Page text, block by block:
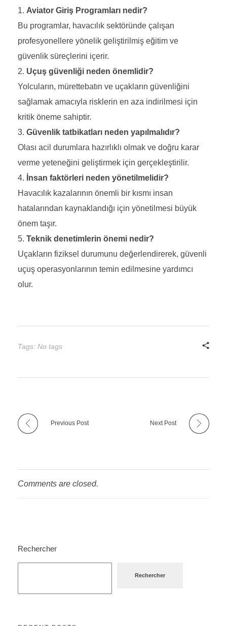
Aviator Giriş Programları nedir?
Bu programlar, havacılık sektöründe çalışan
profesyonellere yönelik geliştirilmiş eğitim ve
güvenlik süreçlerini içerir.
Uçuş güvenliği neden önemlidir?
Yolcuların, mürettebatın ve uçakların güvenliğini
sağlamak amacıyla risklerin en aza indirilmesi için
kritik öneme sahiptir.
Güvenlik tatbikatları neden yapılmalıdır?
Olası acil durumlara hazırlıklı olmak ve doğru karar
verme yeteneğini geliştirmek için gerçekleştirilir.
İnsan faktörleri neden yönetilmelidir?
Havacılık kazalarının önemli bir kısmı insan
hatalarından kaynaklandığı için yönetilmesi büyük
önem taşır.
Teknik denetimlerin önemi nedir?
Uçakların fiziksel durumunu değerlendirerek, güvenli
uçuş operasyonlarının temin edilmesine yardımcı
olur.
Tags: No tags
Previous Post Next Post
Comments are closed.
Rechercher
Rechercher